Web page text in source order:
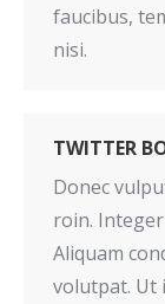
faucibus,
nisi.
TWITTER
Donec
roin.
Aliquam
volutpat. Ut